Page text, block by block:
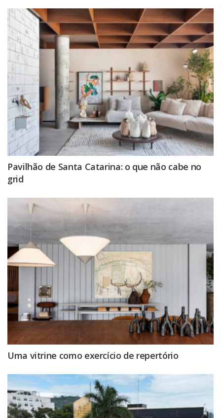
Pavilhão de Santa Catarina: o que não cabe no
grid
Uma vitrine como exercício de repertório